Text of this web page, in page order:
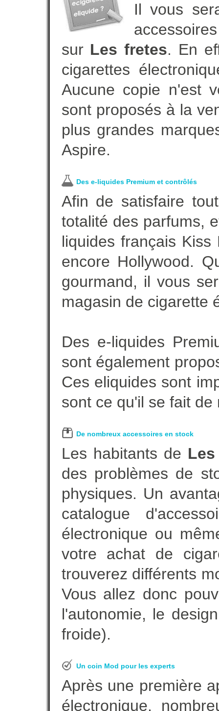
Il vous
sur Les fretes. En
cigarettes
Aucune copie n'est
sont proposés à la
plus grandes
Aspire.
Des e-liquides Premium et contrôlés
Afin de satisfaire
totalité des parfums,
liquides français
encore Hollywood.
gourmand, il vous
magasin de cigarette
Des e-liquides
sont également
Ces eliquides sont
sont ce qu'il se fait
De nombreux accessoires en stock
Les habitants de
des problèmes de
physiques. Un
catalogue
électronique ou
votre achat de
trouverez différents
Vous allez donc
l'autonomie, le
froide).
Un coin Mod pour les experts
Après une première
électronique,